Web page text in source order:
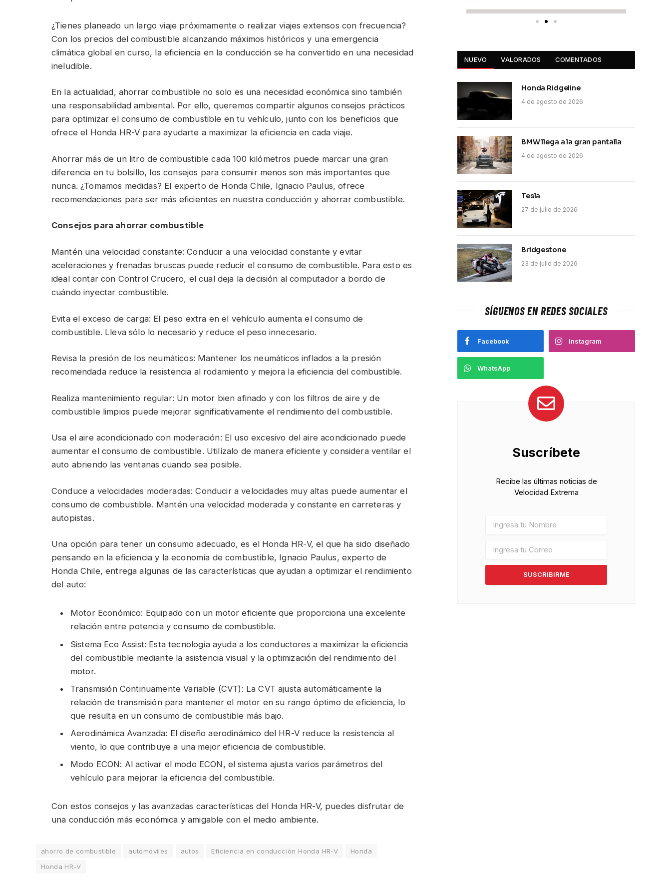
¿Tienes planeado un largo viaje próximamente o realizar viajes extensos con frecuencia?
Con los precios del combustible alcanzando máximos históricos y una emergencia
climática global en curso, la eficiencia en la conducción se ha convertido en una necesidad
ineludible.
En la actualidad, ahorrar combustible no solo es una necesidad económica sino también
una responsabilidad ambiental. Por ello, queremos compartir algunos consejos prácticos
para optimizar el consumo de combustible en tu vehículo, junto con los beneficios que
ofrece el Honda HR-V para ayudarte a maximizar la eficiencia en cada viaje.
Ahorrar más de un litro de combustible cada 100 kilómetros puede marcar una gran
diferencia en tu bolsillo, los consejos para consumir menos son más importantes que
nunca. ¿Tomamos medidas? El experto de Honda Chile, Ignacio Paulus, ofrece
recomendaciones para ser más eficientes en nuestra conducción y ahorrar combustible.
Consejos para ahorrar combustible
Mantén una velocidad constante: Conducir a una velocidad constante y evitar
aceleraciones y frenadas bruscas puede reducir el consumo de combustible. Para esto es
ideal contar con Control Crucero, el cual deja la decisión al computador a bordo de
cuándo inyectar combustible.
Evita el exceso de carga: El peso extra en el vehículo aumenta el consumo de
combustible. Lleva sólo lo necesario y reduce el peso innecesario.
Revisa la presión de los neumáticos: Mantener los neumáticos inflados a la presión
recomendada reduce la resistencia al rodamiento y mejora la eficiencia del combustible.
Realiza mantenimiento regular: Un motor bien afinado y con los filtros de aire y de
combustible limpios puede mejorar significativamente el rendimiento del combustible.
Usa el aire acondicionado con moderación: El uso excesivo del aire acondicionado puede
aumentar el consumo de combustible. Utilízalo de manera eficiente y considera ventilar el
auto abriendo las ventanas cuando sea posible.
Conduce a velocidades moderadas: Conducir a velocidades muy altas puede aumentar el
consumo de combustible. Mantén una velocidad moderada y constante en carreteras y
autopistas.
Una opción para tener un consumo adecuado, es el Honda HR-V, el que ha sido diseñado
pensando en la eficiencia y la economía de combustible, Ignacio Paulus, experto de
Honda Chile, entrega algunas de las características que ayudan a optimizar el rendimiento
del auto:
Motor Económico: Equipado con un motor eficiente que proporciona una excelente
relación entre potencia y consumo de combustible.
Sistema Eco Assist: Esta tecnología ayuda a los conductores a maximizar la eficiencia
del combustible mediante la asistencia visual y la optimización del rendimiento del
motor.
Transmisión Continuamente Variable (CVT): La CVT ajusta automáticamente la
relación de transmisión para mantener el motor en su rango óptimo de eficiencia, lo
que resulta en un consumo de combustible más bajo.
Aerodinámica Avanzada: El diseño aerodinámico del HR-V reduce la resistencia al
viento, lo que contribuye a una mejor eficiencia de combustible.
Modo ECON: Al activar el modo ECON, el sistema ajusta varios parámetros del
vehículo para mejorar la eficiencia del combustible.
Con estos consejos y las avanzadas características del Honda HR-V, puedes disfrutar de
una conducción más económica y amigable con el medio ambiente.
ahorro de combustible automóviles autos Eficiencia en conducción Honda HR-V
Honda
Honda HR-V
NUEVO VALORADOS COMENTADOS
Honda Ridgeline
4 de agosto de 2026
BMW llega a la gran pantalla
4 de agosto de 2026
Tesla
27 de julio de 2026
Bridgestone
23 de julio de 2026
SÍGUENOS EN REDES SOCIALES
Facebook Instagram
WhatsApp
Suscríbete
Recibe las últimas noticias de
Velocidad Extrema
SUSCRIBIRME